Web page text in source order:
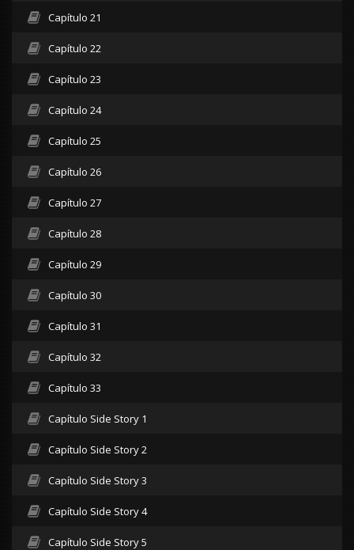
Capítulo 21
Capítulo 22
Capítulo 23
Capítulo 24
Capítulo 25
Capítulo 26
Capítulo 27
Capítulo 28
Capítulo 29
Capítulo 30
Capítulo 31
Capítulo 32
Capítulo 33
Capítulo Side Story 1
Capítulo Side Story 2
Capítulo Side Story 3
Capítulo Side Story 4
Capítulo Side Story 5